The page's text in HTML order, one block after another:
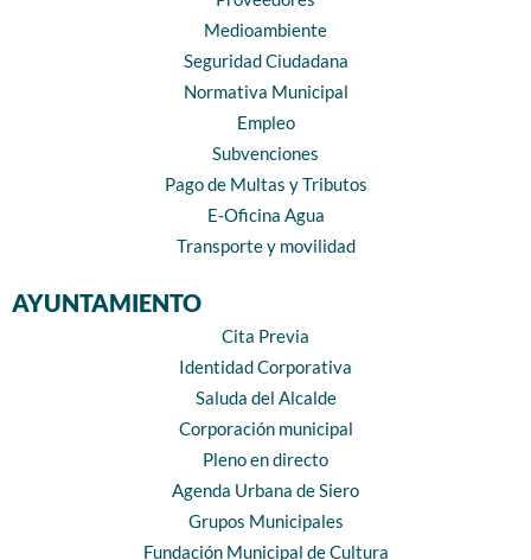
Medioambiente
Seguridad Ciudadana
Normativa Municipal
Empleo
Subvenciones
Pago de Multas y Tributos
E-Oficina Agua
Transporte y movilidad
AYUNTAMIENTO
Cita Previa
Identidad Corporativa
Saluda del Alcalde
Corporación municipal
Pleno en directo
Agenda Urbana de Siero
Grupos Municipales
Fundación Municipal de Cultura